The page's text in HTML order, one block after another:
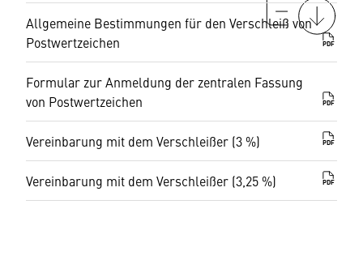
Allgemeine Bestimmungen für den Verschleiß von
Postwertzeichen
PDF
Formular zur Anmeldung der zentralen Fassung
von Postwertzeichen
PDF
Vereinbarung mit dem Verschleißer (3 %) PDF
Vereinbarung mit dem Verschleißer (3,25 %) PDF